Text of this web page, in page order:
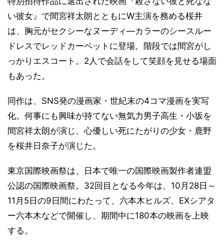
い彼女』で間宮祥太朗とともにW主演を務める桜井
は、胸元がセクシーなヌーディ―カラーのシースルー
ドレスでレッドカーペットに登場。階段では間宮がし
っかりエスコート。2人で会話をして笑顔を見せる場面
もあった。
同作は、SNS発の漫画家・世紀末の4コマ漫画を実写
化。何事にも興味が持てない無気力男子高生・小坂を
間宮祥太朗が演じ、心優しい死にたがりの少女・鹿野
を桜井日奈子が演じた。
東京国際映画祭は、日本で唯一の国際映画製作者連盟
公認の国際映画祭。32回目となる今年は、10月28日～
11月5日の9日間にわたって、六本木ヒルズ、EXシアタ
ー六本木などで開催し、期間中に180本の映画を上映
する。